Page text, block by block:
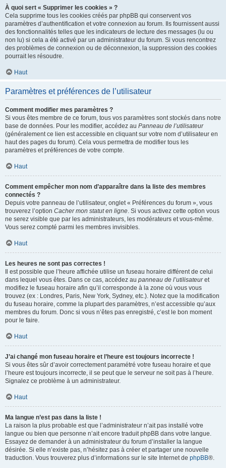
À quoi sert « Supprimer les cookies » ?
Cela supprime tous les cookies créés par phpBB qui conservent vos
paramètres d’authentification et votre connexion au forum. Ils fournissent aussi
des fonctionnalités telles que les indicateurs de lecture des messages (lu ou
non lu) si cela a été activé par un administrateur du forum. Si vous rencontrez
des problèmes de connexion ou de déconnexion, la suppression des cookies
pourrait les résoudre.
Haut
Paramètres et préférences de l’utilisateur
Comment modifier mes paramètres ?
Si vous êtes membre de ce forum, tous vos paramètres sont stockés dans notre
base de données. Pour les modifier, accédez au Panneau de l’utilisateur
(généralement ce lien est accessible en cliquant sur votre nom d’utilisateur en
haut des pages du forum). Cela vous permettra de modifier tous les
paramètres et préférences de votre compte.
Haut
Comment empêcher mon nom d’apparaître dans la liste des membres
connectés ?
Depuis votre panneau de l’utilisateur, onglet « Préférences du forum », vous
trouverez l’option Cacher mon statut en ligne. Si vous activez cette option vous
ne serez visible que par les administrateurs, les modérateurs et vous-même.
Vous serez compté parmi les membres invisibles.
Haut
Les heures ne sont pas correctes !
Il est possible que l’heure affichée utilise un fuseau horaire différent de celui
dans lequel vous êtes. Dans ce cas, accédez au panneau de l’utilisateuret
modifiez le fuseau horaire afin qu’il corresponde à la zone où vous vous
trouvez (ex : Londres, Paris, New York, Sydney, etc.). Notez que la modification
du fuseau horaire, comme la plupart des paramètres, n’est accessible qu’aux
membres du forum. Donc si vous n’êtes pas enregistré, c’est le bon moment
pour le faire.
Haut
J’ai changé mon fuseau horaire et l’heure est toujours incorrecte !
Si vous êtes sûr d’avoir correctement paramétré votre fuseau horaire et que
l’heure est toujours incorrecte, il se peut que le serveur ne soit pas à l’heure.
Signalez ce problème à un administrateur.
Haut
Ma langue n’est pas dans la liste !
La raison la plus probable est que l’administrateur n’ait pas installé votre
langue ou bien que personne n’ait encore traduit phpBB dans votre langue.
Essayez de demander à un administrateur du forum d’installer la langue
désirée. Si elle n’existe pas, n’hésitez pas à créer et partager une nouvelle
traduction. Vous trouverez plus d’informations sur le site Internet de phpBB®.